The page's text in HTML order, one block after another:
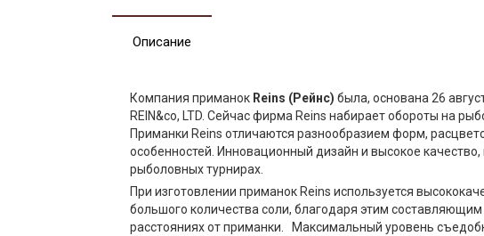
Описание
Компания приманок Reins (Рейнс) была, основана 26
REIN&co, LTD. Сейчас фирма Reins набирает обороты на
Приманки Reins отличаются разнообразием форм,
особенностей. Инновационный дизайн и высокое
рыболовных турнирах.
При изготовлении приманок Reins используется
большого количества соли, благодаря этим
расстояниях от приманки. Максимальный уровень